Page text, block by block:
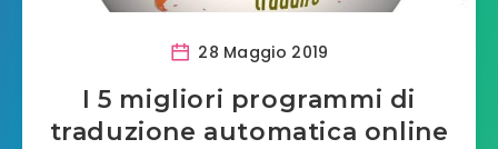
28 Maggio 2019
I 5 migliori programmi di
traduzione automatica online